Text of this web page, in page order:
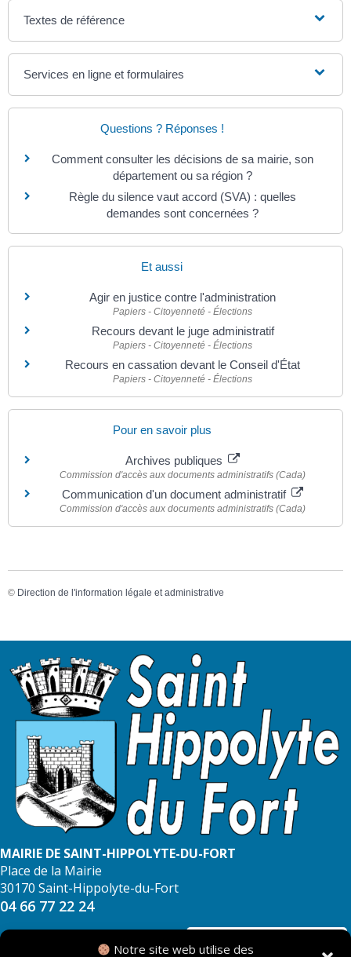
Notre site web utilise des
Textes de référence
Services en ligne et formulaires
Questions ? Réponses !
Comment consulter les décisions de sa mairie, son
département ou sa région ?
Règle du silence vaut accord (SVA) : quelles
demandes sont concernées ?
Et aussi
Agir en justice contre l'administration
Papiers - Citoyenneté - Élections
Recours devant le juge administratif
Papiers - Citoyenneté - Élections
Recours en cassation devant le Conseil d'État
Papiers - Citoyenneté - Élections
Pour en savoir plus
Archives publiques
Commission d'accès aux documents administratifs (Cada)
Communication d'un document administratif
Commission d'accès aux documents administratifs (Cada)
© Direction de l'information légale et administrative
MAIRIE DE SAINT-HIPPOLYTE-DU-FORT
Place de la Mairie
30170 Saint-Hippolyte-du-Fort
04 66 77 22 24
NOUS CONTACTER